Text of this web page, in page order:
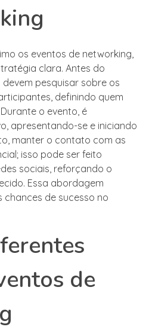
os eventos de networking,
clara. Antes do
pesquisar sobre os
definindo quem
o evento, é
apresentando-se e iniciando
manter o contato com as
isso pode ser feito
sociais, reforçando o
Essa abordagem
de sucesso no
de